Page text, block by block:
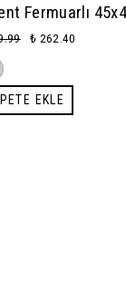
Fermuarlı
₺ 262.40
EKLE